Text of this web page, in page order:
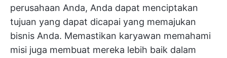
perusahaan Anda, Anda dapat menciptakan
tujuan yang dapat dicapai yang memajukan
bisnis Anda. Memastikan karyawan memahami
misi juga membuat mereka lebih baik dalam